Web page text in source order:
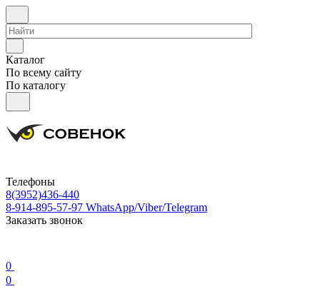
Каталог
По всему сайту
По каталогу
Телефоны
8(3952)436-440
8-914-895-57-97 WhatsApp/Viber/Telegram
Заказать звонок
0
0